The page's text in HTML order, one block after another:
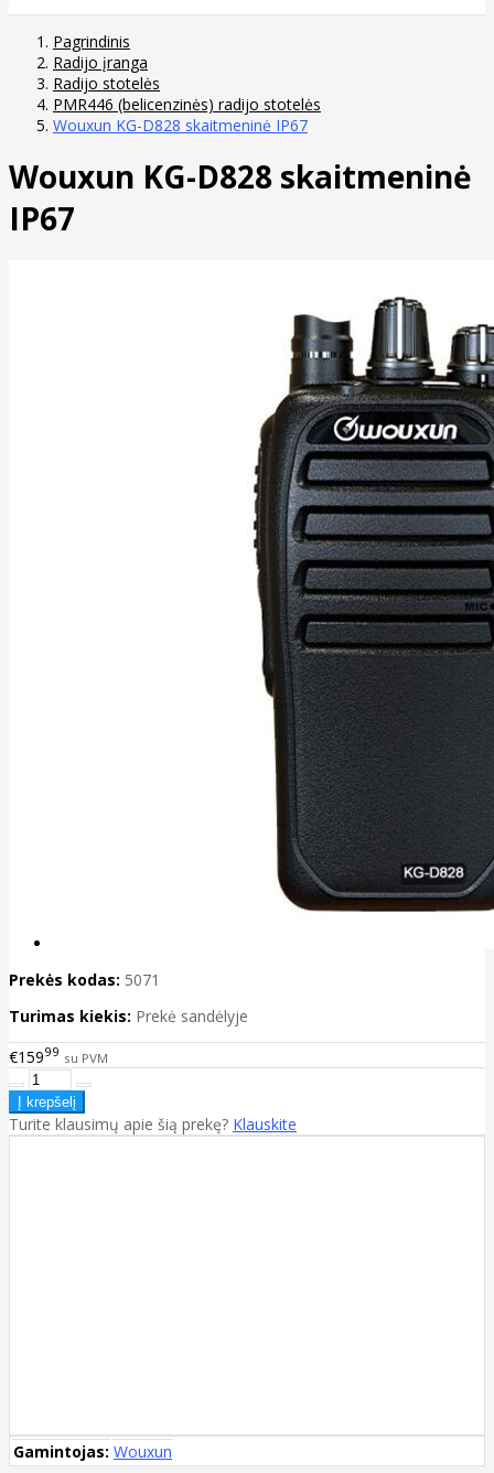
Pagrindinis
Radijo įranga
Radijo stotelės
PMR446 (belicenzinės) radijo stotelės
Wouxun KG-D828 skaitmeninė IP67
Wouxun KG-D828 skaitmeninė
IP67
Prekės kodas: 5071
Turimas kiekis: Prekė sandėlyje
€15999 su PVM
Turite klausimų apie šią prekę? Klauskite
Gamintojas: Wouxun